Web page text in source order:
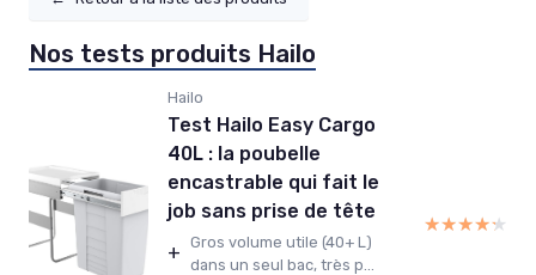
Nos tests produits Hailo
Hailo
Test Hailo Easy Cargo
40L : la poubelle
encastrable qui fait le
job sans prise de tête
+ Gros volume utile (40+ L)
dans un seul bac, très p...
★★★★★
★★★★★